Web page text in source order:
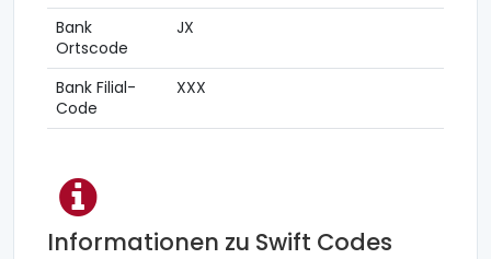
Bank
Ortscode
JX
Bank Filial-
Code
XXX
Informationen zu Swift Codes